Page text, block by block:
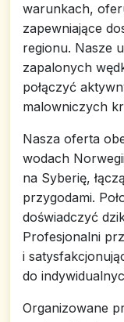
warunkach,
zapewniające
regionu. Nasze
zapalonych
połączyć
malowniczych
Nasza oferta
wodach
na Syberię,
przygodami.
doświadczyć
Profesjonalni
i
do
Organizowane